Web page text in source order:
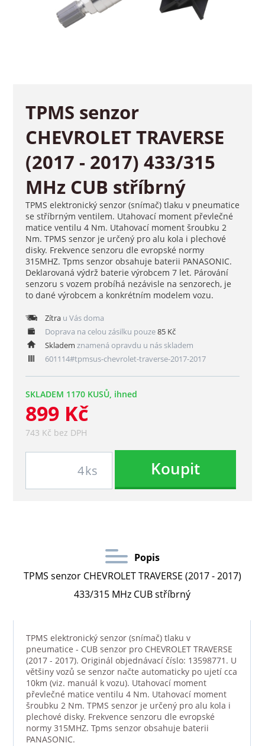
TPMS senzor
CHEVROLET TRAVERSE
(2017 - 2017) 433/315
MHz CUB stříbrný
TPMS elektronický senzor (snímač) tlaku v pneumatice
se stříbrným ventilem. Utahovací moment převlečné
matice ventilu 4 Nm. Utahovací moment šroubku 2
Nm. TPMS senzor je určený pro alu kola i plechové
disky. Frekvence senzoru dle evropské normy
315MHZ. Tpms senzor obsahuje baterii PANASONIC.
Deklarovaná výdrž baterie výrobcem 7 let. Párování
senzoru s vozem probíhá nezávisle na senzorech, je
to dané výrobcem a konkrétním modelem vozu.
Zítrau Vás doma
Doprava na celou zásilku pouze85 Kč
Skladem znamená opravdu u nás skladem
601114#tpmsus-chevrolet-traverse-2017-2017
SKLADEM 1170 KUSŮ, ihned
899 Kč
743 Kč bez DPH
ks Koupit
Popis
TPMS senzor CHEVROLET TRAVERSE (2017 - 2017)
433/315 MHz CUB stříbrný
TPMS elektronický senzor (snímač) tlaku v
pneumatice - CUB senzor pro CHEVROLET TRAVERSE
(2017 - 2017). Originál objednávací číslo: 13598771. U
většiny vozů se senzor načte automaticky po ujetí cca
10km (viz. manuál k vozu). Utahovací moment
převlečné matice ventilu 4 Nm. Utahovací moment
šroubku 2 Nm. TPMS senzor je určený pro alu kola i
plechové disky. Frekvence senzoru dle evropské
normy 315MHZ. Tpms senzor obsahuje baterii
PANASONIC.